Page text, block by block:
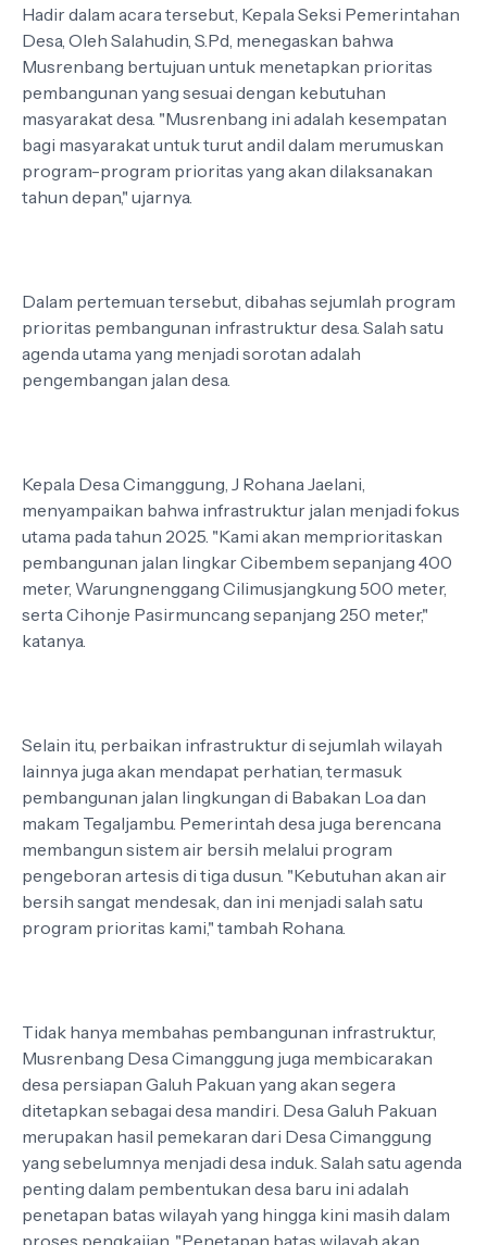
Hadir dalam acara tersebut, Kepala Seksi Pemerintahan
Desa, Oleh Salahudin, S.Pd, menegaskan bahwa
Musrenbang bertujuan untuk menetapkan prioritas
pembangunan yang sesuai dengan kebutuhan
masyarakat desa. "Musrenbang ini adalah kesempatan
bagi masyarakat untuk turut andil dalam merumuskan
program-program prioritas yang akan dilaksanakan
tahun depan," ujarnya.
Dalam pertemuan tersebut, dibahas sejumlah program
prioritas pembangunan infrastruktur desa. Salah satu
agenda utama yang menjadi sorotan adalah
pengembangan jalan desa.
Kepala Desa Cimanggung, J Rohana Jaelani,
menyampaikan bahwa infrastruktur jalan menjadi fokus
utama pada tahun 2025. "Kami akan memprioritaskan
pembangunan jalan lingkar Cibembem sepanjang 400
meter, Warungnenggang Cilimusjangkung 500 meter,
serta Cihonje Pasirmuncang sepanjang 250 meter,"
katanya.
Selain itu, perbaikan infrastruktur di sejumlah wilayah
lainnya juga akan mendapat perhatian, termasuk
pembangunan jalan lingkungan di Babakan Loa dan
makam Tegaljambu. Pemerintah desa juga berencana
membangun sistem air bersih melalui program
pengeboran artesis di tiga dusun. "Kebutuhan akan air
bersih sangat mendesak, dan ini menjadi salah satu
program prioritas kami," tambah Rohana.
Tidak hanya membahas pembangunan infrastruktur,
Musrenbang Desa Cimanggung juga membicarakan
desa persiapan Galuh Pakuan yang akan segera
ditetapkan sebagai desa mandiri. Desa Galuh Pakuan
merupakan hasil pemekaran dari Desa Cimanggung
yang sebelumnya menjadi desa induk. Salah satu agenda
penting dalam pembentukan desa baru ini adalah
penetapan batas wilayah yang hingga kini masih dalam
proses pengkajian. "Penetapan batas wilayah akan